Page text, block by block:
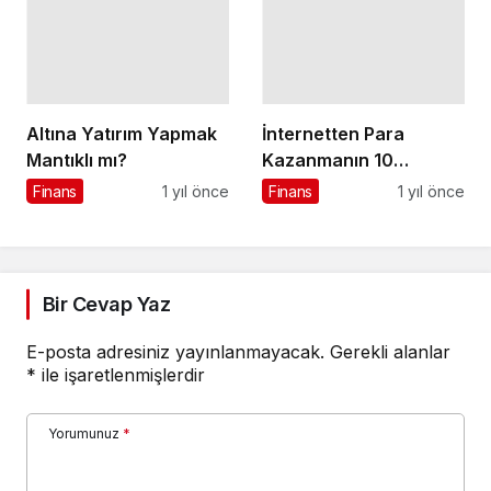
Altına Yatırım Yapmak
Mantıklı mı?
Finans 1 yıl önce
İnternetten Para
Kazanmanın 10
Yöntemi
Finans 1 yıl önce
Bir Cevap Yaz
E-posta adresiniz yayınlanmayacak. Gerekli alanlar
* ile işaretlenmişlerdir
Yorumunuz *